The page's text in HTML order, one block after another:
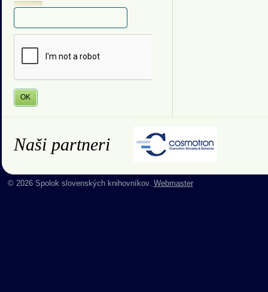
Naši partneri
© 2026 Spolok slovenských knihovníkov. Webmaster